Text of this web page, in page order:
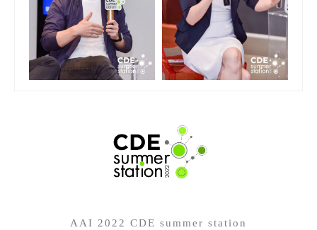
AAI 2022 CDE summer station